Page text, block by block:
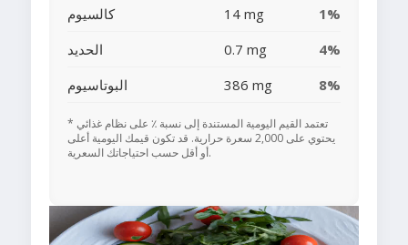
كالسيوم
14 mg
1%
الحديد
0.7 mg
4%
البوتاسيوم
386 mg 8%
* تعتمد القيم اليومية المستندة إلى نسبة ٪ على نظام غذائي
يحتوي على 2,000 سعرة حرارية. قد تكون قيمك اليومية أعلى
أو أقل حسب احتياجاتك السعرية.